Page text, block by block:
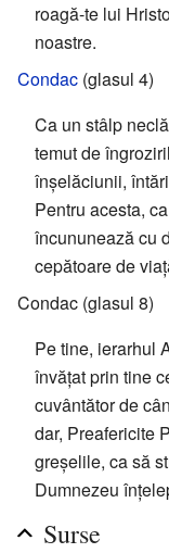
roagă-te lui
noastre.
Condac (glasul 4)
Ca un stâlp
temut de
înșelăciunii,
Pentru acesta,
încununează cu
cepătoare de
Condac (glasul 8)
Pe tine, ierarhul
învățat prin tine
cu­vântător de
dar, Preafericite
greșelile, ca să
Dumnezeu
Surse